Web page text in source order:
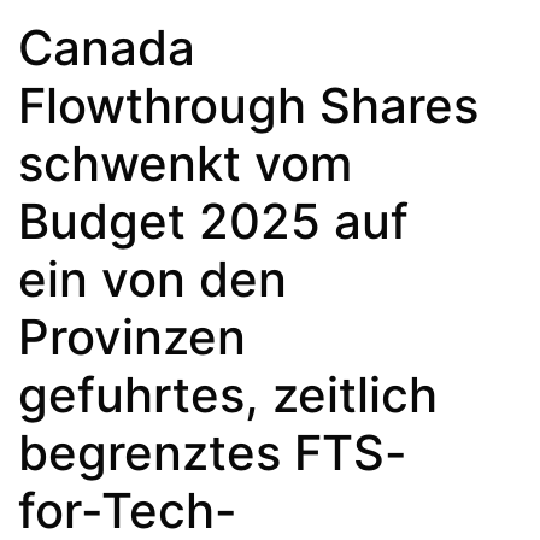
Canada
Flowthrough Shares
schwenkt vom
Budget 2025 auf
ein von den
Provinzen
gefuhrtes, zeitlich
begrenztes FTS-
for-Tech-